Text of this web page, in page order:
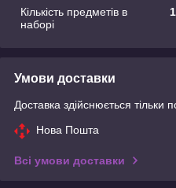
Кількість предметів в
наборі
1
Умови доставки
Доставка здійснюється тільки
Нова Пошта
Всі умови доставки